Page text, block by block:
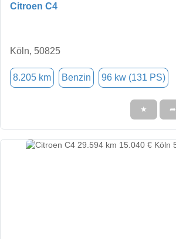
Citroen C4
Köln, 50825
8.205 km Benzin 96 kw (131 PS)
★ ➦